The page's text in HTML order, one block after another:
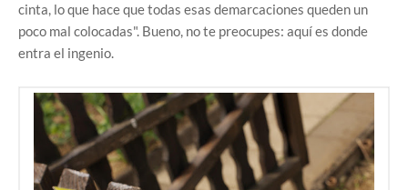
cinta, lo que hace que todas esas demarcaciones queden un
poco mal colocadas". Bueno, no te preocupes: aquí es donde
entra el ingenio.